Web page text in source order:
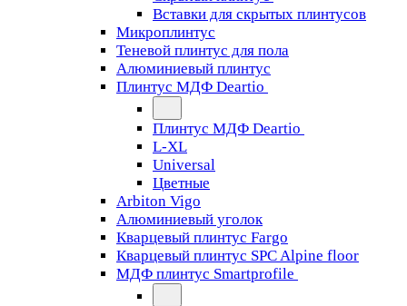
Вставки для скрытых плинтусов
Микроплинтус
Теневой плинтус для пола
Алюминиевый плинтус
Плинтус МДФ Deartio
Плинтус МДФ Deartio
L-XL
Universal
Цветные
Arbiton Vigo
Алюминиевый уголок
Кварцевый плинтус Fargo
Кварцевый плинтус SPC Alpine floor
МДФ плинтус Smartprofile